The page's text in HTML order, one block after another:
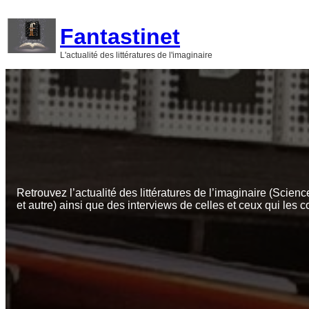
contenu
Fantastinet
L'actualité des littératures de l'imaginaire
Retrouvez l’actualité des littératures de l’imaginaire
et autre) ainsi que des interviews de celles et ceux qui les